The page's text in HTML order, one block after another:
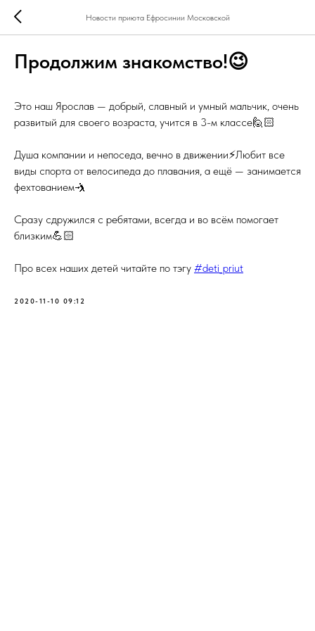
Новости приюта Ефросинии Московской
Продолжим знакомство!😉
Это наш Ярослав — добрый, славный и умный мальчик, очень
развитый для своего возраста, учится в 3-м классе🙋🏻
Душа компании и непоседа, вечно в движении⚡️Любит все
виды спорта от велосипеда до плавания, а ещё — занимается
фехтованием🤺
Сразу сдружился с ребятами, всегда и во всём помогает
близким💪🏻
Про всех наших детей читайте по тэгу #deti_priut
2020-11-10 09:12